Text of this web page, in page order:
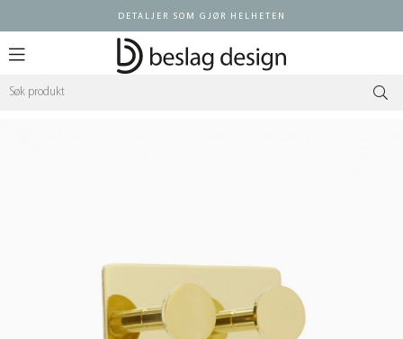
DETALJER SOM GJØR HELHETEN